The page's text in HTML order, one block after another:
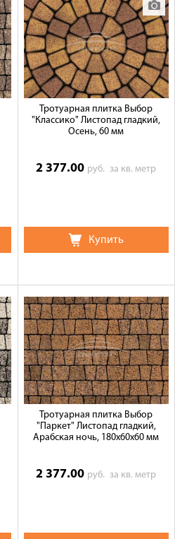
Тротуарная плитка Выбор
"Классико" Листопад гладкий,
Осень, 60 мм
2 377.00 руб.за кв. метр
Купить
Тротуарная плитка Выбор
"Паркет" Листопад гладкий,
Арабская ночь, 180х60х60 мм
2 377.00 руб.за кв. метр